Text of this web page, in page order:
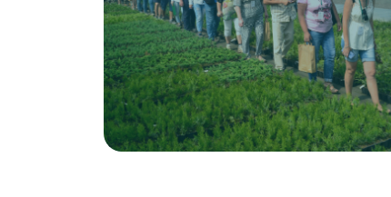
www.art-green.ru
Garden Group, ООО «Девелопмент Груп»
Томская область, Томский р-н, посёлок
Ветеран-4, СНТ Снабженец